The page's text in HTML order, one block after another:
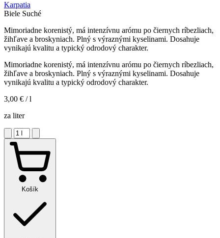
Karpatia
Biele Suché
Mimoriadne korenistý, má intenzívnu arómu po čiernych ríbezliach,
žihľave a broskyniach. Plný s výraznými kyselinami. Dosahuje
vynikajú kvalitu a typický odrodový charakter.
Mimoriadne korenistý, má intenzívnu arómu po čiernych ríbezliach,
žihľave a broskyniach. Plný s výraznými kyselinami. Dosahuje
vynikajú kvalitu a typický odrodový charakter.
3,00 € / l
za liter
Košík